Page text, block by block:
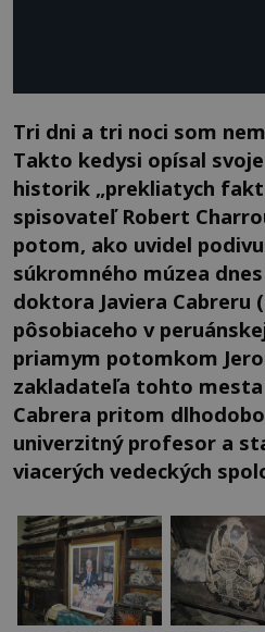
Tri dni a tri noci som
Takto kedysi opísal
historik „prekliatych
spisovateľ Robert
potom, ako uvidel
súkromného múzea
doktora Javiera Cabreru
pôsobiaceho v
priamym potomkom
zakladateľa tohto
Cabrera pritom
univerzitný profesor a
viacerých vedeckých